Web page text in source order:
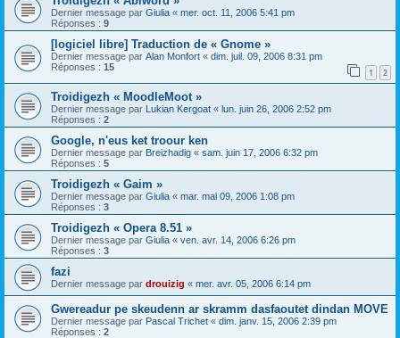
Dernier message par Giulia « mer. oct. 11, 2006 5:41 pm
Réponses : 9
[logiciel libre] Traduction de « Gnome »
Dernier message par Alan Monfort « dim. juil. 09, 2006 8:31 pm
Réponses : 15 1 2
Troidigezh « MoodleMoot »
Dernier message par Lukian Kergoat « lun. juin 26, 2006 2:52 pm
Réponses : 2
Google, n'eus ket troour ken
Dernier message par Breizhadig « sam. juin 17, 2006 6:32 pm
Réponses : 5
Troidigezh « Gaim »
Dernier message par Giulia « mar. mai 09, 2006 1:08 pm
Réponses : 3
Troidigezh « Opera 8.51 »
Dernier message par Giulia « ven. avr. 14, 2006 6:26 pm
Réponses : 3
fazi
Dernier message par drouizig « mer. avr. 05, 2006 6:14 pm
Gwereadur pe skeudenn ar skramm dasfaoutet dindan MOVE
Dernier message par Pascal Trichet « dim. janv. 15, 2006 2:39 pm
Réponses : 2